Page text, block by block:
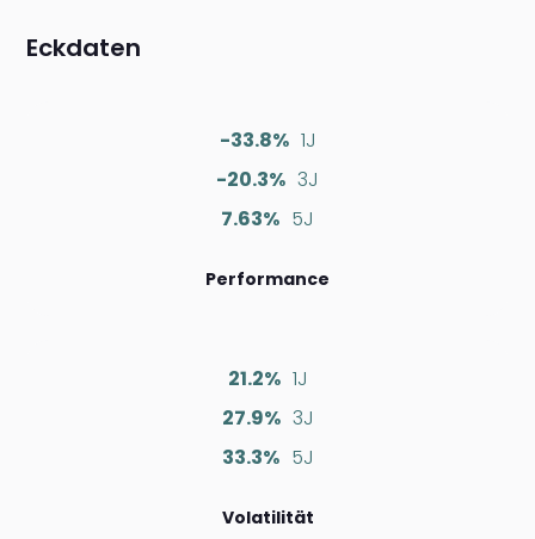
Eckdaten
-33.8% 1J
-20.3% 3J
7.63% 5J
Performance
21.2% 1J
27.9% 3J
33.3% 5J
Volatilität